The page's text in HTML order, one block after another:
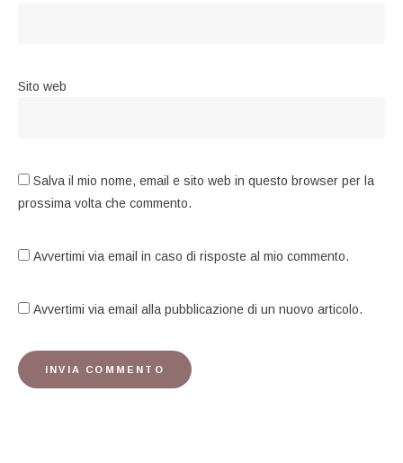
Sito web
Salva il mio nome, email e sito web in questo browser per la
prossima volta che commento.
Avvertimi via email in caso di risposte al mio commento.
Avvertimi via email alla pubblicazione di un nuovo articolo.